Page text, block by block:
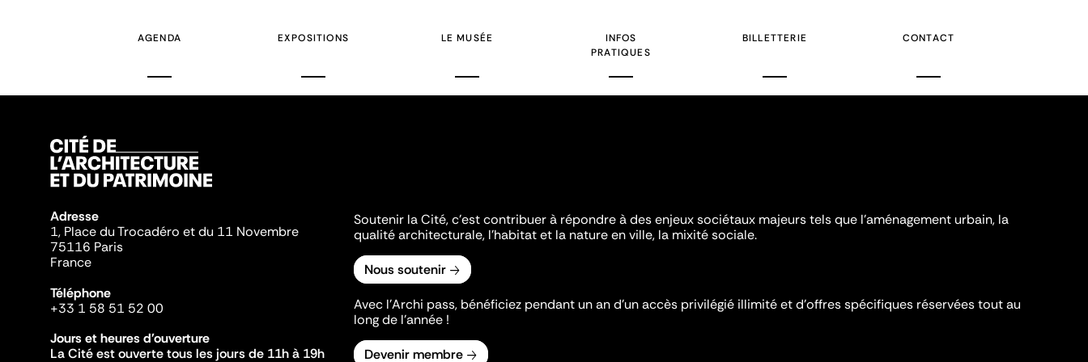
AGENDA EXPOSITIONS LE MUSÉE
INFOS
PRATIQUES
BILLETTERIE CONTACT
Adresse
1, Place du Trocadéro et du 11 Novembre
75116 Paris
France
Téléphone
+33 1 58 51 52 00
Jours et heures d'ouverture
La Cité est ouverte tous les jours de 11h à 19h
Soutenir la Cité, c'est contribuer à répondre à des enjeux sociétaux majeurs tels que l'aménagement urbain, la
qualité architecturale, l'habitat et la nature en ville, la mixité sociale.
Nous soutenir
Avec l’Archi pass, bénéficiez pendant un an d’un accès privilégié illimité et d’offres spécifiques réservées tout au
long de l’année !
Devenir membre